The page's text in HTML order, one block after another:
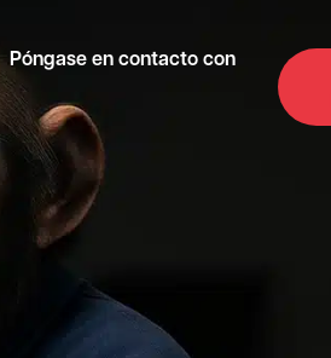
Póngase en contacto con